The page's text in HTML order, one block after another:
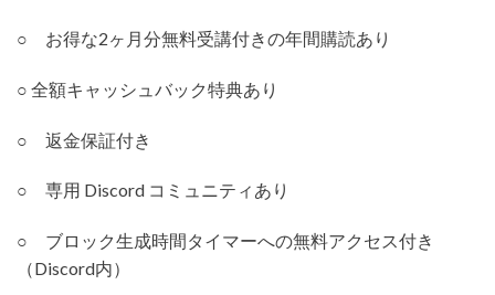
○ お得な2ヶ月分無料受講付きの年間購読あり
○ 全額キャッシュバック特典あり
○ 返金保証付き
○ 専用 Discord コミュニティあり
○ ブロック生成時間タイマーへの無料アクセス付き
（Discord内）